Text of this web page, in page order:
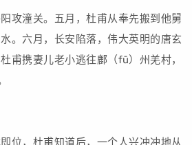
攻潼关。五月，杜甫从奉先搬到他舅
。六月，长安陷落，伟大英明的唐玄
甫携妻儿老小逃往鄜（fū）州羌村，
位，杜甫知道后，一个人兴冲冲地从